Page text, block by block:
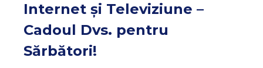
Internet și Televiziune –
Cadoul Dvs. pentru
Sărbători!